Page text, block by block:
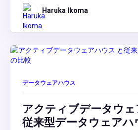
Haruka Ikoma
データウェアハウス
アクティブデータウェ
従来型データウェアハ